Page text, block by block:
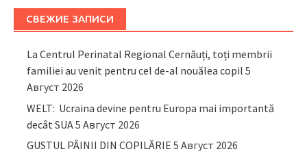
СВЕЖИЕ ЗАПИСИ
La Centrul Perinatal Regional Cernăuți, toți membrii
familiei au venit pentru cel de-al nouălea copil 5
Август 2026
WELT: Ucraina devine pentru Europa mai importantă
decât SUA5 Август 2026
GUSTUL PÂINII DIN COPILĂRIE 5 Август 2026